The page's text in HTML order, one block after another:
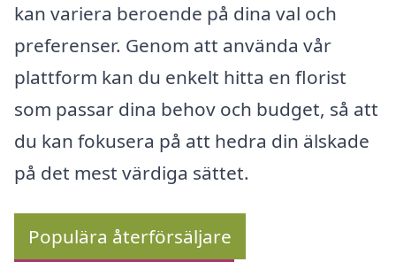
kan variera beroende på dina val och
preferenser. Genom att använda vår
plattform kan du enkelt hitta en florist
som passar dina behov och budget, så att
du kan fokusera på att hedra din älskade
på det mest värdiga sättet.
Populära återförsäljare